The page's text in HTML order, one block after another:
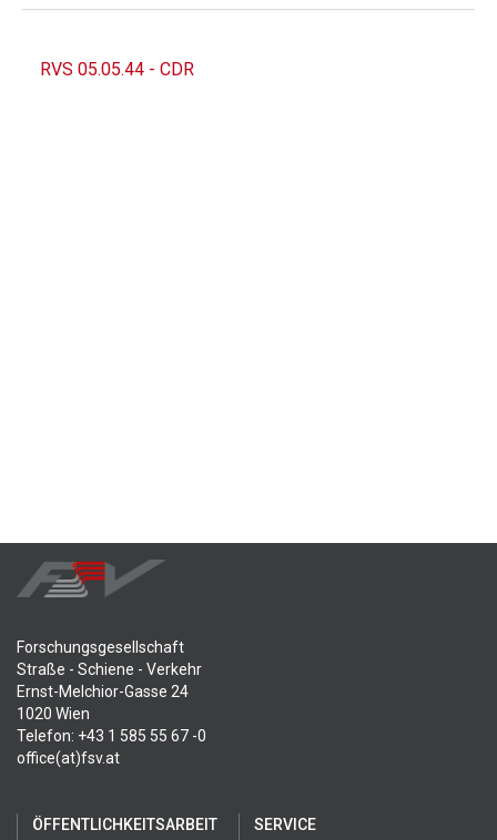
RVS 05.05.44 - CDR
Forschungsgesellschaft
Straße - Schiene - Verkehr
Ernst-Melchior-Gasse 24
1020 Wien
Telefon: +43 1 585 55 67 -0
office(at)fsv.at
ÖFFENTLICHKEITSARBEIT
SERVICE